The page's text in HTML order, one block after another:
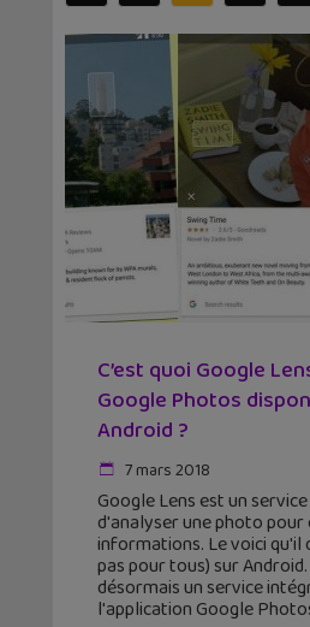
C’est quoi Google
Google Photos
Android ?
7 mars 2018
Google Lens est un
d'analyser une photo
informations. Le voici qu'il
pas pour tous) sur
désormais un service
l'application Google